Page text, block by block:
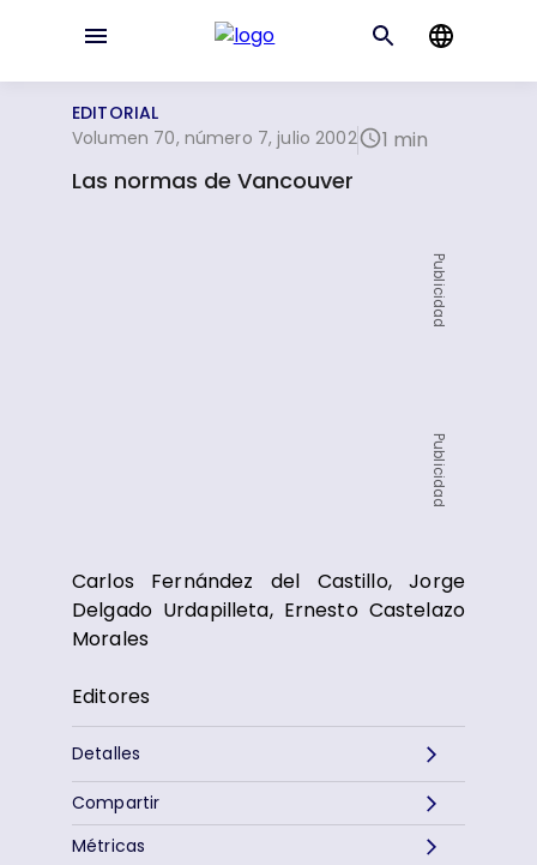
EDITORIAL
Volumen 70, número 7, julio 2002
1 min
Las normas de Vancouver
Publicidad
Publicidad
Carlos Fernández del Castillo, Jorge
Delgado Urdapilleta, Ernesto Castelazo
Morales
Editores
Detalles
Métricas
Compartir